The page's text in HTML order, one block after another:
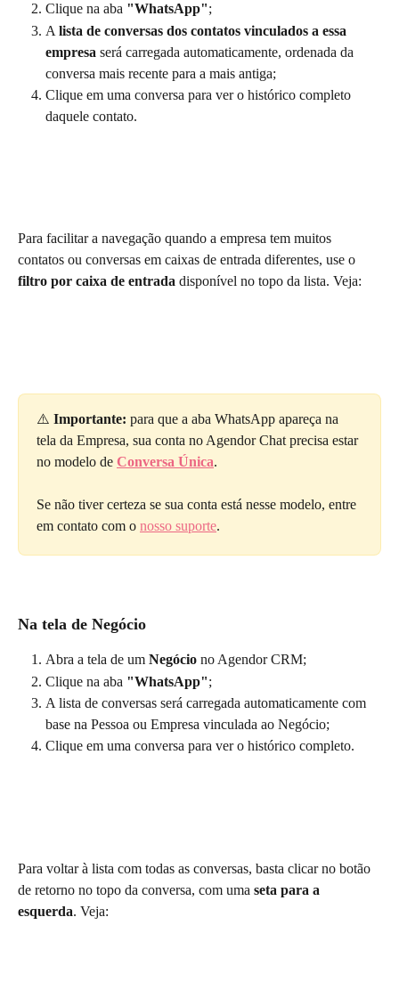
Clique na aba "WhatsApp";
A lista de conversas dos contatos vinculados a essa
empresa será carregada automaticamente, ordenada da
conversa mais recente para a mais antiga;
Clique em uma conversa para ver o histórico completo
daquele contato.
Para facilitar a navegação quando a empresa tem muitos
contatos ou conversas em caixas de entrada diferentes, use o
filtro por caixa de entrada disponível no topo da lista. Veja:
⚠️ Importante: para que a aba WhatsApp apareça na
tela da Empresa, sua conta no Agendor Chat precisa estar
no modelo de Conversa Única.
Se não tiver certeza se sua conta está nesse modelo, entre
em contato com o nosso suporte.
Na tela de Negócio
Abra a tela de um Negócio no Agendor CRM;
Clique na aba "WhatsApp";
A lista de conversas será carregada automaticamente com
base na Pessoa ou Empresa vinculada ao Negócio;
Clique em uma conversa para ver o histórico completo.
Para voltar à lista com todas as conversas, basta clicar no botão
de retorno no topo da conversa, com uma seta para a
esquerda. Veja: